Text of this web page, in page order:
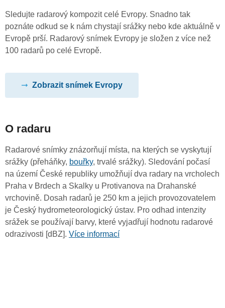
Sledujte radarový kompozit celé Evropy. Snadno tak
poznáte odkud se k nám chystají srážky nebo kde aktuálně v
Evropě prší. Radarový snímek Evropy je složen z více než
100 radarů po celé Evropě.
Zobrazit snímek Evropy
O radaru
Radarové snímky znázorňují místa, na kterých se vyskytují
srážky (přeháňky, bouřky, trvalé srážky). Sledování počasí
na území České republiky umožňují dva radary na vrcholech
Praha v Brdech a Skalky u Protivanova na Drahanské
vrchovině. Dosah radarů je 250 km a jejich provozovatelem
je Český hydrometeorologický ústav. Pro odhad intenzity
srážek se používají barvy, které vyjadřují hodnotu radarové
odrazivosti [dBZ]. Více informací